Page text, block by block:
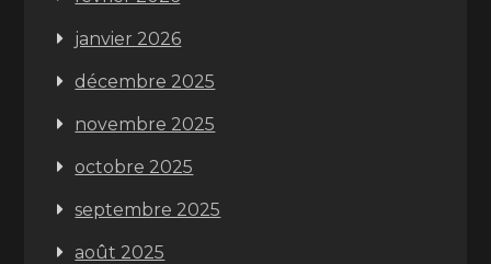
janvier 2026
décembre 2025
novembre 2025
octobre 2025
septembre 2025
août 2025